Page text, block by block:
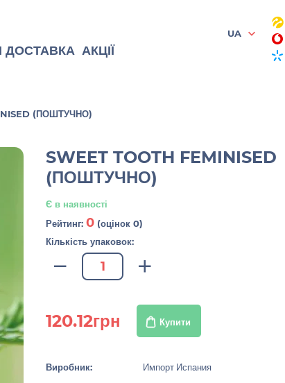
ДОСТАВКА АКЦІЇ
UA
(ПОШТУЧНО)
SWEET TOOTH FEMINISED
(ПОШТУЧНО)
Є в наявності
Рейтинг: 0 (оцінок 0)
Кількість упаковок:
120.12грн Купити
Виробник:
Импорт Испания